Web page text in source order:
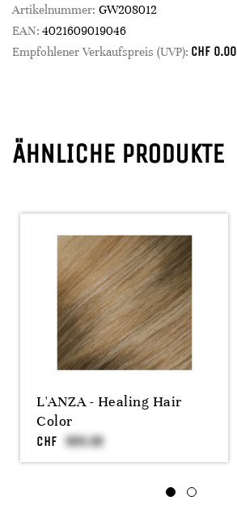
Artikelnummer: GW208012
EAN: 4021609019046
Empfohlener Verkaufspreis (UVP): CHF 0.00
ÄHNLICHE PRODUKTE
L'ANZA - Healing Hair
Color
CHF